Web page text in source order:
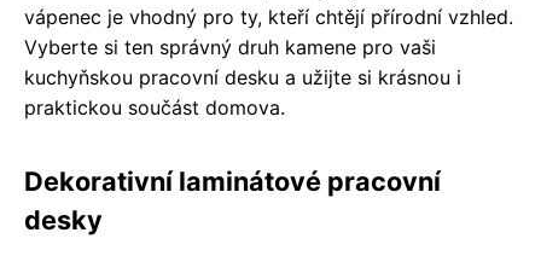
vápenec je vhodný pro ty, kteří chtějí přírodní vzhled.
Vyberte si ten správný druh kamene pro vaši
kuchyňskou pracovní desku a užijte si krásnou i
praktickou součást domova.
Dekorativní laminátové pracovní
desky